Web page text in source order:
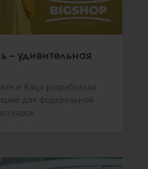
– удивительная
и Кац» разработала
для федеральной